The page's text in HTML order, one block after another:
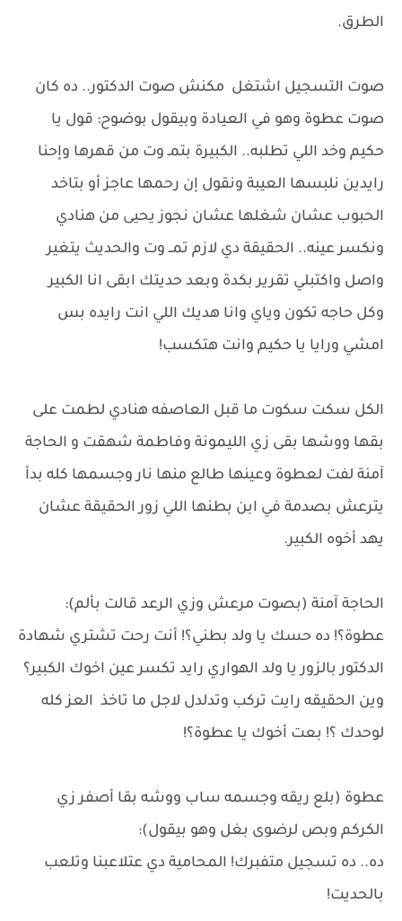
الطرق.
صوت التسجيل اشتغل مكنش صوت الدكتور.. ده كان
صوت عطوة وهو في العيادة وبيقول بوضوح: قول يا
حكيم وخد اللي تطلبه.. الكبيرة بتمـ وت من قهرها وإحنا
رايدين نلبسها العيبة ونقول إن رحمها عاجز أو بتاخد
الحبوب عشان شغلها عشان نجوز يحيى من هنادي
ونكسر عينه.. الحقيقة دي لازم تمــ وت والحديث يتغير
واصل واكتبلي تقرير بكدة وبعد حديتك ابقى انا الكبير
وكل حاجه تكون وياي وانا هديك اللي انت رايده بس
امشي ورايا يا حكيم وانت هتكسب!
الكل سكت سكوت ما قبل العاصفه هنادي لطمت على
بقها ووشها بقى زي الليمونة وفاطمة شهقت و الحاجة
آمنة لفت لعطوة وعينها طالع منها نار وجسمها كله بدأ
يترعش بصدمة في ابن بطنها اللي زور الحقيقة عشان
يهد أخوه الكبير.
الحاجة آمنة (بصوت مرعش وزي الرعد قالت بألم):
عطوة؟! ده حسك يا ولد بطني؟! أنت رحت تشتري شهادة
الدكتور بالزور يا ولد الهواري رايد تكسر عين اخوك الكبير؟
وين الحقيقه رايت تركب وتدلدل لاجل ما تاخذ العز كله
لوحدك ؟! بعت أخوك يا عطوة؟!
عطوة (بلع ريقه وجسمه ساب ووشه بقا أصفر زي
الكركم وبص لرضوى بغل وهو بيقول):
ده.. ده تسجيل متفبرك! المحامية دي عتلاعبنا وتلعب
بالحديت!